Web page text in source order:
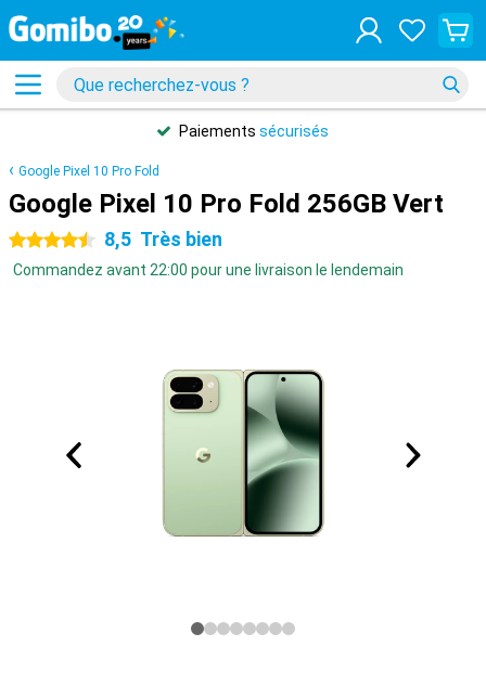
Paiements sécurisés
Google Pixel 10 Pro Fold
Google Pixel 10 Pro Fold 256GB Vert
4.5 étoiles 8,5 Très bien
Commandez avant 22:00 pour une livraison le lendemain